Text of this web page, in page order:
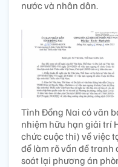
nước và nhân dân.
Tỉnh Đồng Nai có văn
nhiệm hữu hạn giải trí
chức cuộc thi) về việc
để làm rõ vấn đề tranh
soát lại phương án